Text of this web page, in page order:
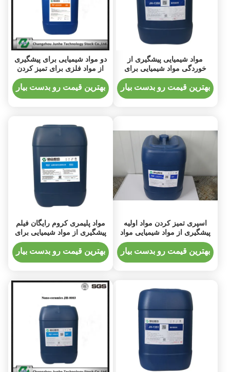
مواد شیمیایی پیشگیری از
خوردگی مواد شیمیایی برای
قطعات آلومینیومی
بهترین قیمت رو بدست بیار
دو مواد شیمیایی برای پیشگیری
از مواد فلزی برای تمیز کردن
آهن مورد استفاده در فرایند
سونوگرافی
بهترین قیمت رو بدست بیار
اسپری تمیز کردن مواد اولیه
پیشگیری از مواد شیمیایی مواد
شیمیایی کم قلیایی / فوم PH
11-12 25KG / بشکه
بهترین قیمت رو بدست بیار
مواد پلیمری کروم رایگان فیلم
پیشگیری از مواد شیمیایی برای
قطعات آلومینیوم
بهترین قیمت رو بدست بیار